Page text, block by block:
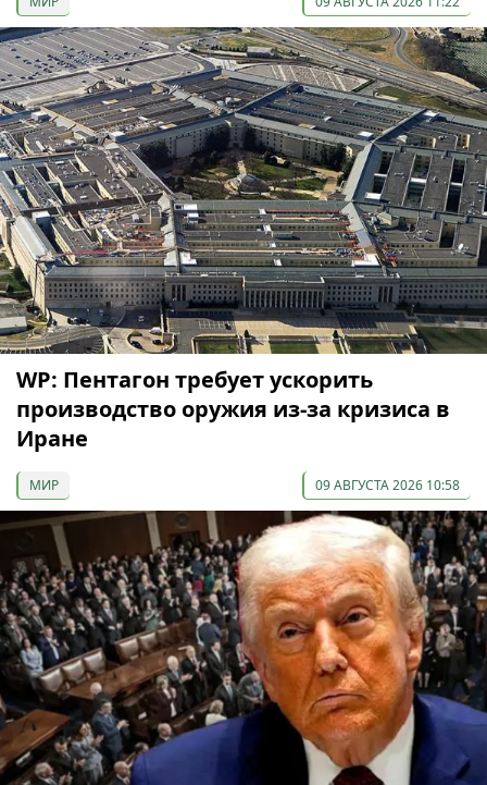
WP: Пентагон требует ускорить
производство оружия из-за кризиса в
Иране
МИР 09 АВГУСТА 2026 10:58